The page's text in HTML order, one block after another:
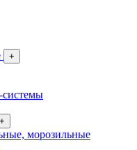
+
+
морозильные